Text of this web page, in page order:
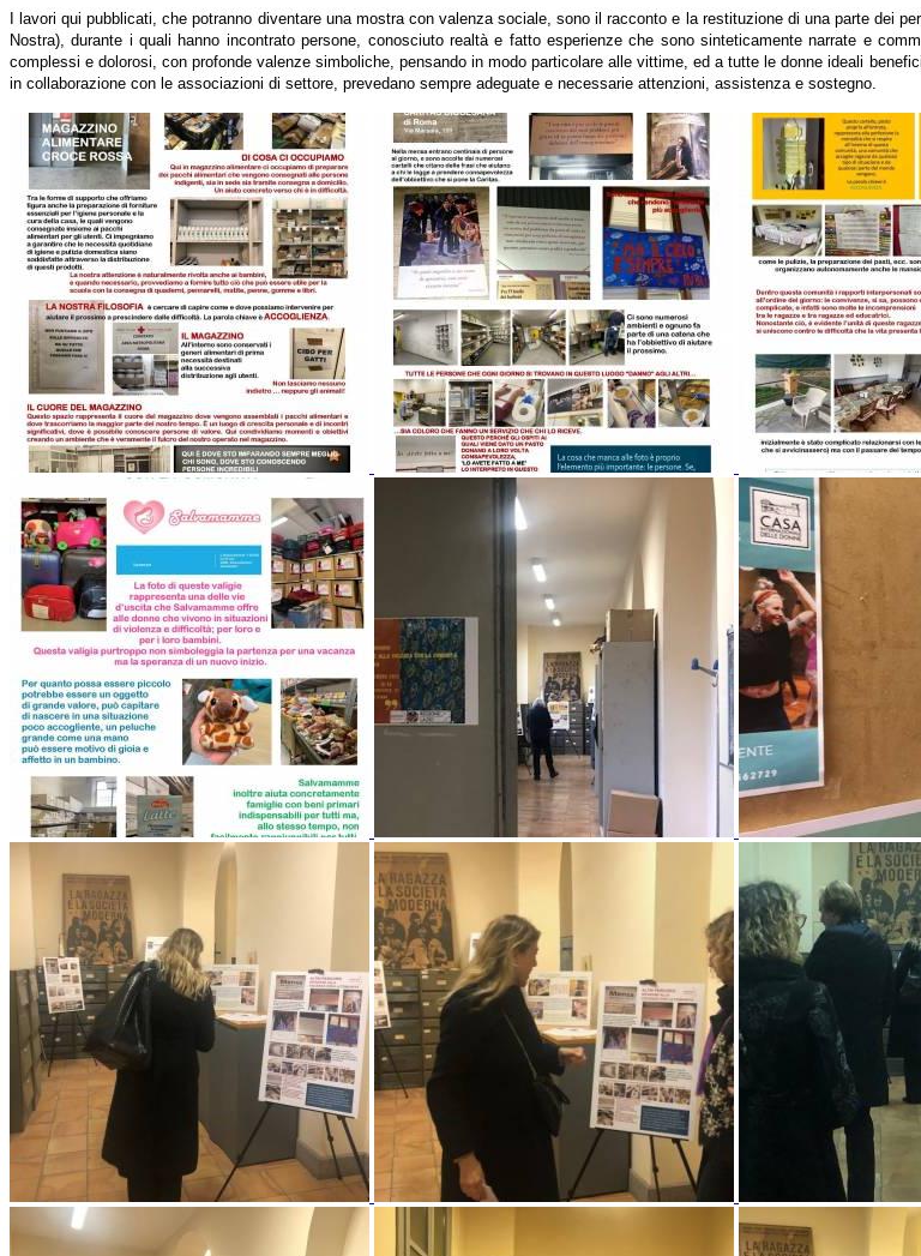
I lavori qui pubblicati, che potranno diventare una mostra con valenza sociale, sono il racconto e la restituzione di una parte dei
Nostra), durante i quali hanno incontrato persone, conosciuto realtà e fatto esperienze che sono sinteticamente narrate e
complessi e dolorosi, con profonde valenze simboliche, pensando in modo particolare alle vittime, ed a tutte le donne ideali
in collaborazione con le associazioni di settore, prevedano sempre adeguate e necessarie attenzioni, assistenza e sostegno.